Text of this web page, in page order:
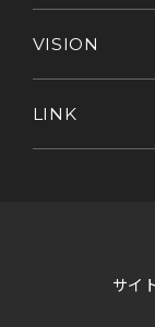
VISION
LINK
サイ